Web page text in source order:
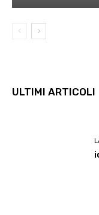
ULTIMI ARTICOLI